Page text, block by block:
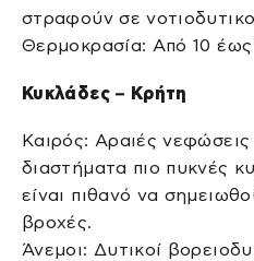
στραφούν σε
Θερμοκρασία: Από 10
Κυκλάδες – Κρήτη
Καιρός: Αραιές
διαστήματα πιο πυκνές
είναι πιθανό να
βροχές.
Άνεμοι: Δυτικοί